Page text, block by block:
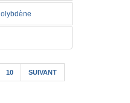
10 SUIVANT